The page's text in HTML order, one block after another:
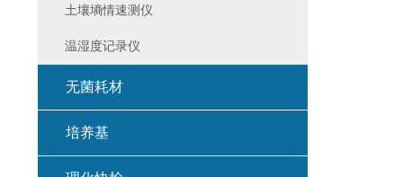
土壤墒情速测仪
温湿度记录仪
无菌耗材
培养基